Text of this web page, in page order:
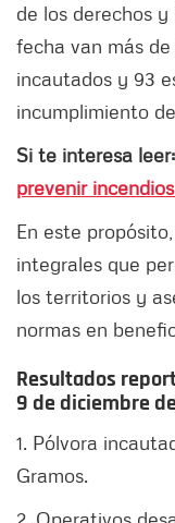
de los derechos
fecha van más
incautados y 93
incumplimiento
Si te interesa leer:
prevenir
En este
integrales que
los territorios y
normas en
Resultados
9 de diciembre
1. Pólvora
Gramos.